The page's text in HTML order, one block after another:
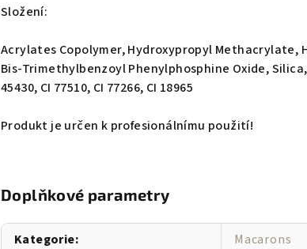
Složení:
Acrylates Copolymer, Hydroxypropyl Methacrylate,
Bis-Trimethylbenzoyl Phenylphosphine Oxide, Silica,
45430, CI 77510, CI 77266, CI 18965
Produkt je určen k profesionálnímu použití!
Doplňkové parametry
Kategorie:
Macarons